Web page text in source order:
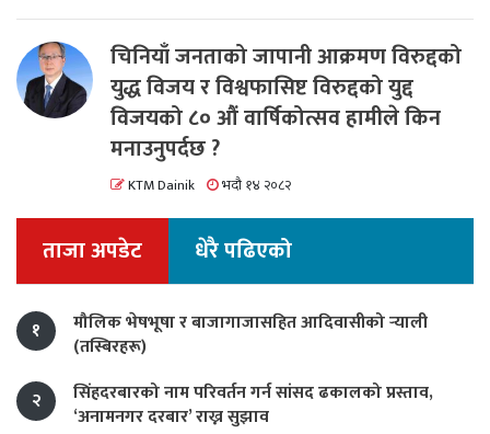
चिनियाँ जनताको जापानी आक्रमण विरुद्दको
युद्ध विजय र विश्वफासिष्ट विरुद्दको युद्द
विजयको ८० औं वार्षिकोत्सव हामीले किन
मनाउनुपर्दछ ?
KTM Dainik भदौ १४ २०८२
ताजा अपडेट धेरै पढिएको
१
मौलिक भेषभूषा र बाजागाजासहित आदिवासीको र्‍याली
(तस्बिरहरू)
२
सिंहदरबारको नाम परिवर्तन गर्न सांसद ढकालको प्रस्ताव,
‘अनामनगर दरबार’ राख्न सुझाव